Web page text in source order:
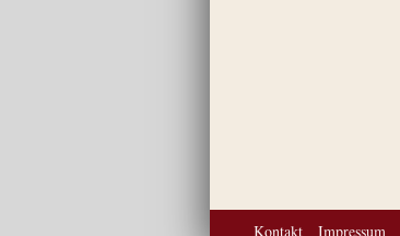
Kontakt Impressum